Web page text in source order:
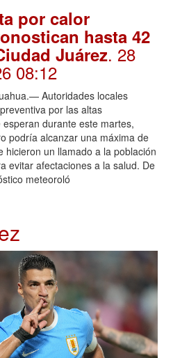
por calor
hasta 42
Juárez. 28
08:12
Autoridades locales
por las altas
durante este martes,
podría alcanzar una máxima de
hicieron un llamado a la población
evitar afectaciones a la salud. De
meteoroló